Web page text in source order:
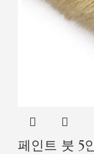
페인트 붓 5